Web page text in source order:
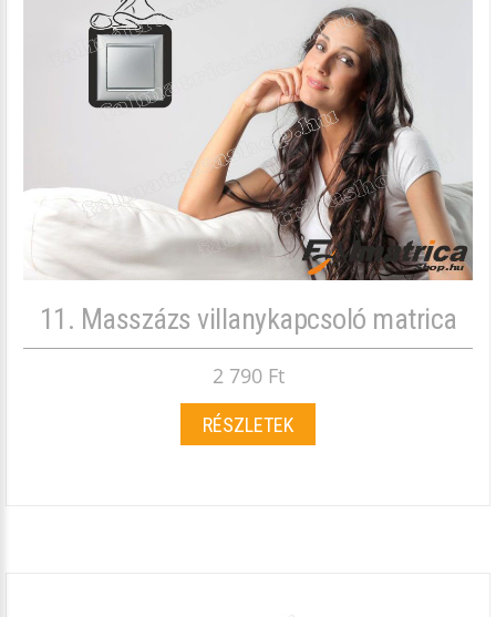
11. Masszázs villanykapcsoló matrica
2 790 Ft
RÉSZLETEK